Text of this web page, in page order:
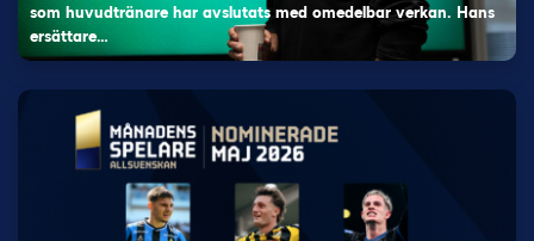
som huvudtränare har avslutats med omedelbar verkan. Hans
ersättare…